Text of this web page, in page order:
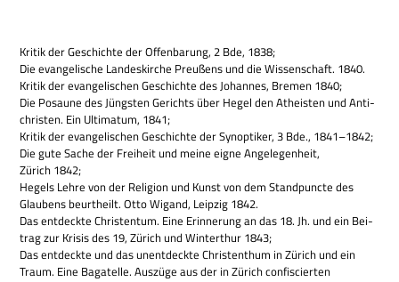
Kri­tik der Geschichte der Offen­ba­rung, 2 Bde, 1838;
Die evan­ge­li­sche Lan­des­kir­che Preu­ßens und die Wis­sen­schaft. 1840.
Kri­tik der evan­ge­li­schen Geschichte des Johan­nes, Bre­men 1840;
Die Posaune des Jüng­sten Gerichts über Hegel den Athe­isten und Anti­
chri­sten. Ein Ulti­ma­tum, 1841;
Kri­tik der evan­ge­li­schen Geschichte der Syn­op­ti­ker, 3 Bde., 1841–1842;
Die gute Sache der Frei­heit und meine eigne Ange­le­gen­heit,
Zürich 1842;
Hegels Lehre von der Reli­gion und Kunst von dem Stand­puncte des
Glau­bens beurt­heilt. Otto Wigand, Leip­zig 1842.
Das ent­deckte Chri­sten­tum. Eine Erin­ne­rung an das 18. Jh. und ein Bei­
trag zur Kri­sis des 19, Zürich und Win­ter­thur 1843;
Das ent­deckte und das unent­deckte Chri­st­ent­hum in Zürich und ein
Traum. Eine Baga­telle. Aus­züge aus der in Zürich con­fi­scier­ten